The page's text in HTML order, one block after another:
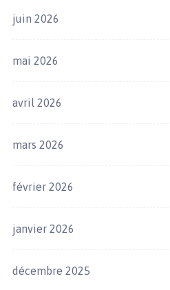
juin 2026
mai 2026
avril 2026
mars 2026
février 2026
janvier 2026
décembre 2025